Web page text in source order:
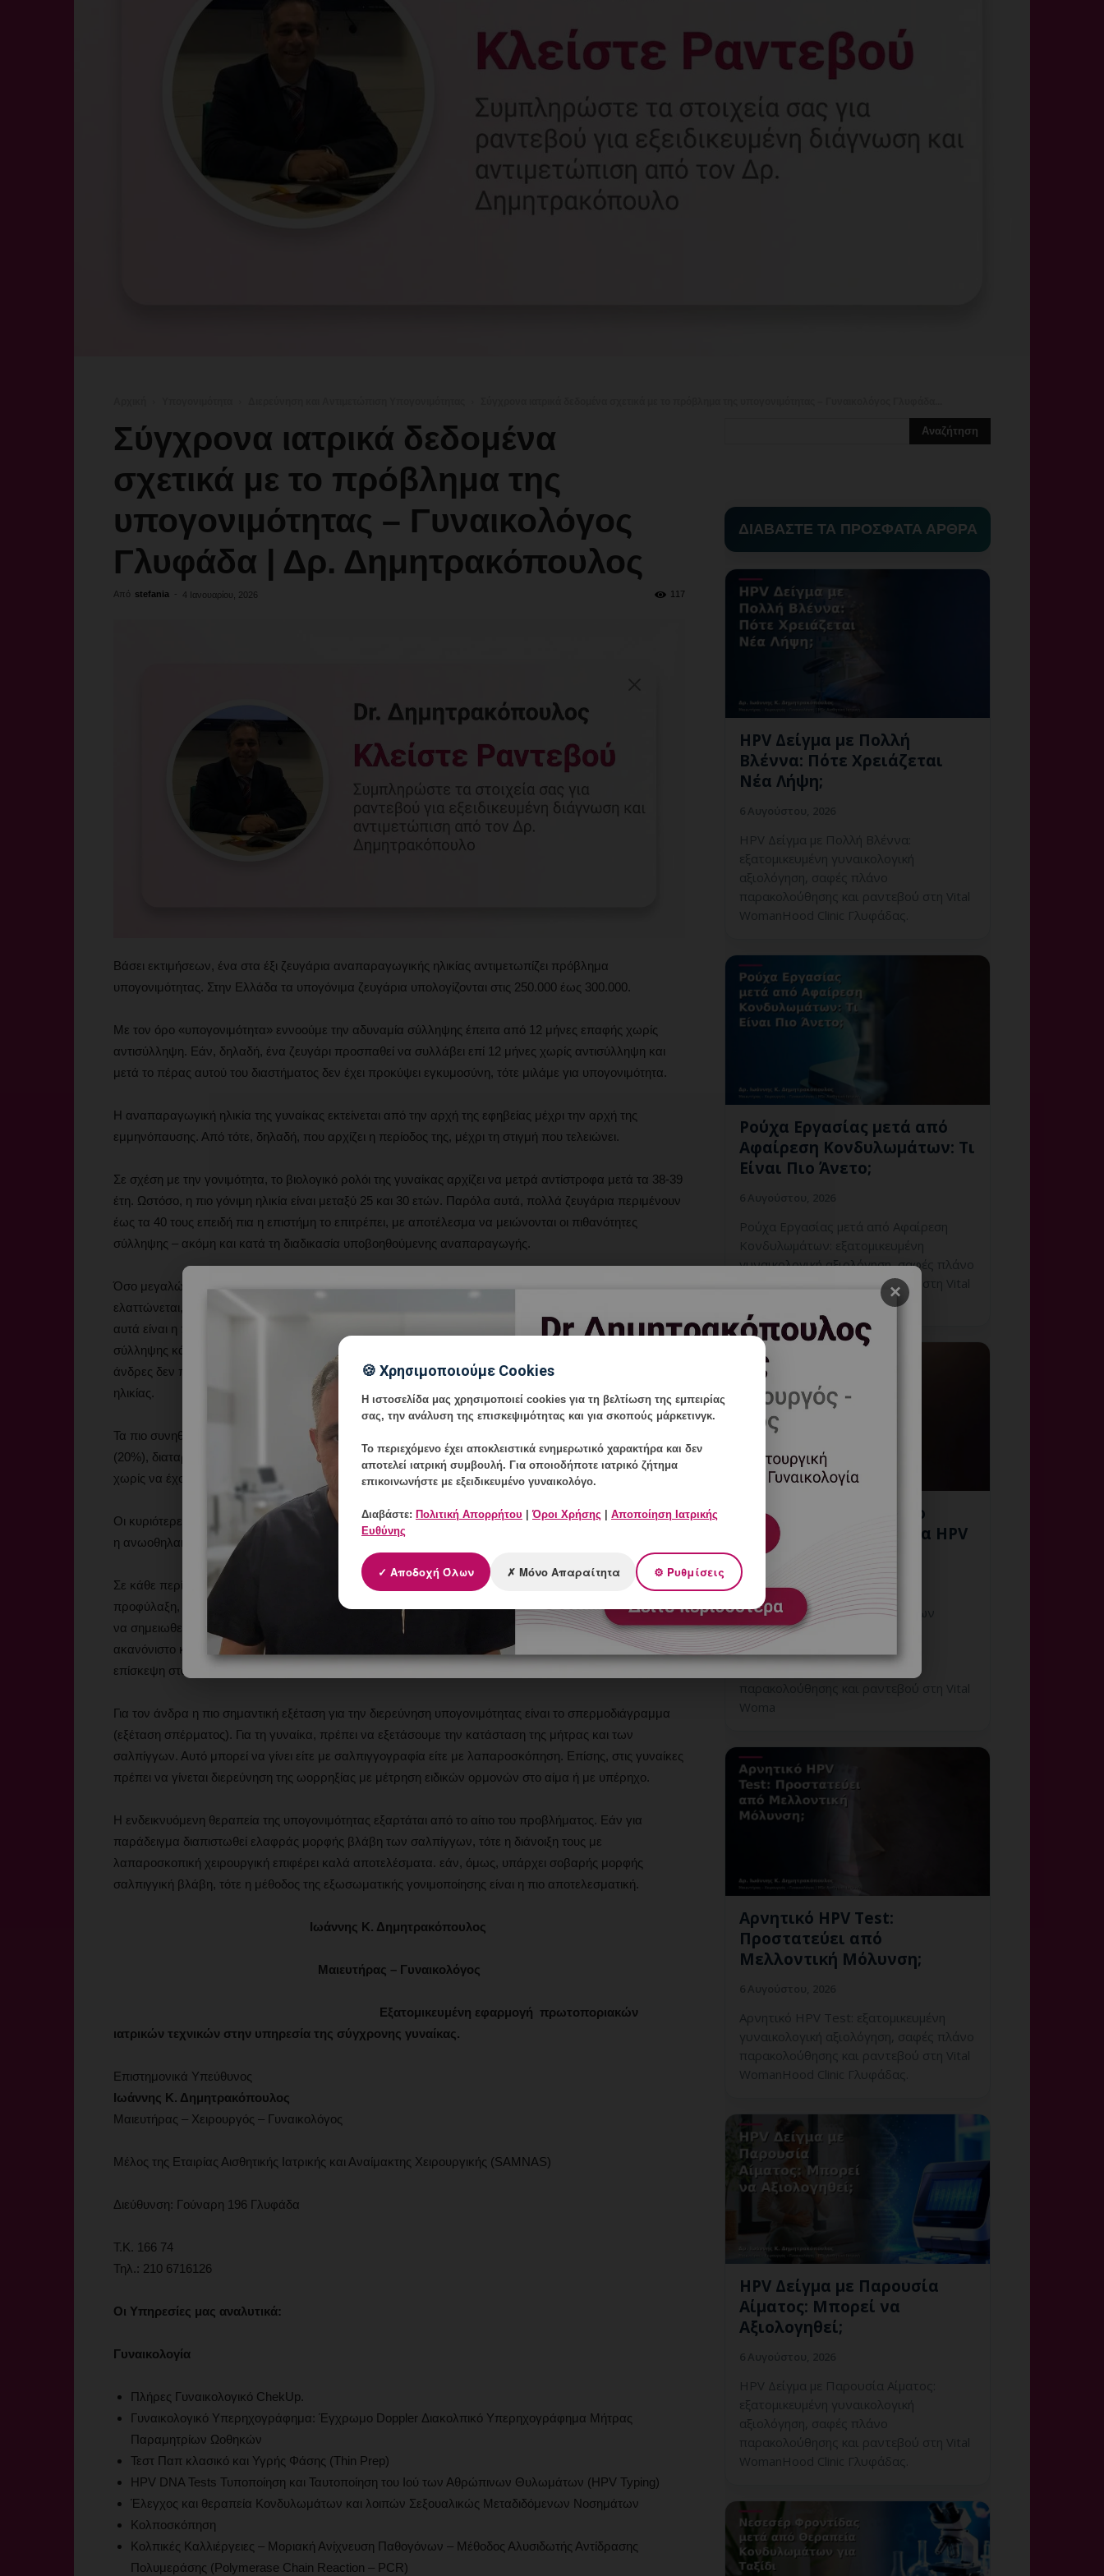
Γυναικολόγος
Γλυφάδα
Σύγχρονα ιατρικά δεδομένα
σχετικά με το πρόβλημα της
υπογονιμότητας – Γυναικολόγος
Γλυφάδα | Δρ. Δημητρακόπουλος
Από stefania - 4 Ιανουαρίου, 2026 117
Βάσει εκτιμήσεων, ένα στα έξι ζευγάρια αναπαραγωγικής ηλικίας αντιμετωπίζει πρόβλημα
υπογονιμότητας. Στην Ελλάδα τα υπογόνιμα ζευγάρια υπολογίζονται στις 250.000 έως 300.000.
Με τον όρο «υπογονιμότητα» εννοούμε την αδυναμία σύλληψης έπειτα από 12 μήνες επαφής χωρίς
αντισύλληψη. Εάν, δηλαδή, ένα ζευγάρι προσπαθεί να συλλάβει επί 12 μήνες χωρίς αντισύλληψη και
μετά το πέρας αυτού του διαστήματος δεν έχει προκύψει εγκυμοσύνη, τότε μιλάμε για υπογονιμότητα.
Η αναπαραγωγική ηλικία της γυναίκας εκτείνεται από την αρχή της εφηβείας μέχρι την αρχή της
εμμηνόπαυσης. Από τότε, δηλαδή, που αρχίζει η περίοδος της, μέχρι τη στιγμή που τελειώνει.
Σε σχέση με την γονιμότητα, το βιολογικό ρολόι της γυναίκας αρχίζει να μετρά αντίστροφα μετά τα 38-39
έτη. Ωστόσο, η πιο γόνιμη ηλικία είναι μεταξύ 25 και 30 ετών. Παρόλα αυτά, πολλά ζευγάρια περιμένουν
έως τα 40 τους επειδή πια η επιστήμη το επιτρέπει, με αποτέλεσμα να μειώνονται οι πιθανότητες
σύλληψης – ακόμη και κατά τη διαδικασία υποβοηθούμενης αναπαραγωγής.
Όσο μεγαλώνει μια γυναίκα, δυο πράγματα συμβαίνουν: αφενός η ικανότητα της να συλλάβει
ελαττώνεται, αφετέρου η πιθανότητα να αποβάλλει αυξάνεται. Ο κοινός παρανομαστής πίσω από όλα
αυτά είναι η ποιότητα των ωαρίων. Γυναίκες κάτω των 30 ετών έχουν περίπου 20% πιθανότητα
σύλληψης κάθε μήνα, ενώ γυναίκες άνω των 40 ετών έχουν μόνο 5%-10% πιθανότητα. Αντιθέτως, στους
άνδρες δεν παρατηρείται η ίδια αλλαγή στη γονιμότητα, όπως παρατηρείται στις γυναίκες αντίστοιχης
ηλικίας.
Τα πιο συνηθισμένα αίτια υπογονιμότητας είναι: διαταραχές της ωορρηξίας (30%), βλάβη των σαλπίγγων
(20%), διαταραχές του σπέρματος (35%). Επίσης, 15 στα 100 ζευγάρια εμφανίζουν αδυναμία σύλληψης
χωρίς να έχουν καμιά από τις ανωτέρω διαταραχές (υπογονιμότητα ανεξήγητου αιτιολογίας).
Οι κυριότερες παθήσεις που προκαλούν υπογονιμότητα είναι η απόφραξη σαλπίγγων, η ενδομητρίωση,
η ανωοθηλακιορρηξία και η κακή ποιότητα σπέρματος, ολιγοασθενοσπερμία ή αζωοσπερμία.
Σε κάθε περίπτωση, όταν δεν έχει επιτευχθεί σύλληψη υστέρα από δώδεκα μήνες προσπαθειών χωρίς
προφύλαξη, συνίσταται επίσκεψη στον ειδικό γυναικολόγο προκειμένου να ξεκινήσει διερεύνηση. Αξίζει
να σημειωθεί ότι το 90% των ζευγαριών θα συλλαμβάνουν εντός 12 μηνών. Εάν, όμως, η γυναίκα έχει
ακανόνιστο κύκλο ή ιστορικό σαλπιγγίτιδος και ο άνδρας έχει ιστορικό ορχίτιδος ή επιδιδυμίτιδος, η
επίσκεψη στον ειδικό θα πρέπει να γίνεται από την αρχή.
Για τον άνδρα η πιο σημαντική εξέταση για την διερεύνηση υπογονιμότητας είναι το σπερμοδιάγραμμα
(εξέταση σπέρματος). Για τη γυναίκα, πρέπει να εξετάσουμε την κατάσταση της μήτρας και των
σαλπίγγων. Αυτό μπορεί να γίνει είτε με σαλπιγγογραφία είτε με λαπαροσκόπηση. Επίσης, στις γυναίκες
πρέπει να γίνεται διερεύνηση της ωορρηξίας με μέτρηση ειδικών ορμονών στο αίμα ή με υπέρηχο.
Η ενδεικνυόμενη θεραπεία της υπογονιμότητας εξαρτάται από το αίτιο του προβλήματος. Εάν για
παράδειγμα διαπιστωθεί ελαφράς μορφής βλάβη των σαλπίγγων, τότε η διάνοιξη τους με
λαπαροσκοπική χειρουργική επιφέρει καλά αποτελέσματα. εάν, όμως, υπάρχει σοβαρής μορφής
σαλπιγγική βλάβη, τότε η μέθοδος της εξωσωματικής γονιμοποίησης είναι η πιο αποτελεσματική.
Ιωάννης Κ. Δημητρακόπουλος
Μαιευτήρας – Γυναικολόγος
Εξατομικευμένη εφαρμογή πρωτοποριακών
ιατρικών τεχνικών στην υπηρεσία της σύγχρονης γυναίκας.
Επιστημονικά Υπεύθυνος
Ιωάννης Κ. Δημητρακόπουλος
Μαιευτήρας – Χειρουργός – Γυναικολόγος
Μέλος της Εταιρίας Αισθητικής Ιατρικής και Αναίμακτης Χειρουργικής (SAMNAS)
Διεύθυνση: Γούναρη 196 Γλυφάδα
Τ.Κ. 166 74
Τηλ.: 210 6716126
Οι Υπηρεσίες μας αναλυτικά:
Γυναικολογία
Πλήρες Γυναικολογικό ChekUp.
Γυναικολογικό Υπερηχογράφημα: Έγχρωμο Doppler Διακολπικό Υπερηχογράφημα Μήτρας
Παραμητρίων Ωοθηκών
Τεστ Παπ κλασικό και Υγρής Φάσης (Thin Prep)
HPV DNA Tests Τυποποίηση και Ταυτοποίηση του Ιού των Αθρώπινων Θυλωμάτων (HPV Typing)
Έλεγχος και θεραπεία Κονδυλωμάτων και λοιπών Σεξουαλικώς Μεταδιδόμενων Νοσημάτων
Κολποσκόπηση
Κολπικές Καλλιέργειες – Μοριακή Ανίχνευση Παθογόνων – Μέθοδος Αλυσιδωτής Αντίδρασης
Πολυμεράσης (Polymerase Chain Reaction – PCR)
ΔΙΑΒΑΣΤΕ ΤΑ ΠΡΟΣΦΑΤΑ ΑΡΘΡΑ
HPV Δείγμα με Πολλή
Βλέννα: Πότε Χρειάζεται
Νέα Λήψη;
HPV Δείγμα με Πολλή Βλέννα:
εξατομικευμένη γυναικολογική
αξιολόγηση, σαφές πλάνο
παρακολούθησης και ραντεβού στη Vital
WomanHood Clinic Γλυφάδας.
Ρούχα Εργασίας μετά από
Αφαίρεση Κονδυλωμάτων: Τι
Είναι Πιο Άνετο;
Ρούχα Εργασίας μετά από Αφαίρεση
Κονδυλωμάτων: εξατομικευμένη
γυναικολογική αξιολόγηση, σαφές πλάνο
παρακολούθησης και ραντεβού στη Vital
Εξατομικευμένο Πλάνο
Επόμενων Βημάτων για HPV
στη Γλυφάδα
6 Αυγούστου, 2026
Εξατομικευμένο Πλάνο Επόμενων
Βημάτων για HPV στη Γλυφάδα:
εξατομικευμένη γυναικολογική
παρακολούθησης και ραντεβού στη Vital
Woma
Αρνητικό HPV Test:
Προστατεύει από
Μελλοντική Μόλυνση;
Αρνητικό HPV Test: εξατομικευμένη
γυναικολογική αξιολόγηση, σαφές πλάνο
παρακολούθησης και ραντεβού στη Vital
WomanHood Clinic Γλυφάδας.
HPV Δείγμα με Παρουσία
Αίματος: Μπορεί να
Αξιολογηθεί;
HPV Δείγμα με Παρουσία Αίματος:
εξατομικευμένη γυναικολογική
αξιολόγηση, σαφές πλάνο
παρακολούθησης και ραντεβού στη Vital
WomanHood Clinic Γλυφάδας.
×
🍪 Χρησιμοποιούμε Cookies
Η ιστοσελίδα μας χρησιμοποιεί cookies για τη βελτίωση της εμπειρίας
σας, την ανάλυση της επισκεψιμότητας και για σκοπούς μάρκετινγκ.
Το περιεχόμενο έχει αποκλειστικά ενημερωτικό χαρακτήρα και δεν
αποτελεί ιατρική συμβουλή. Για οποιοδήποτε ιατρικό ζήτημα
επικοινωνήστε με εξειδικευμένο γυναικολόγο.
Διαβάστε: Πολιτική Απορρήτου |Όροι Χρήσης | Αποποίηση Ιατρικής
Ευθύνης
✓ Αποδοχή Όλων ✗ Μόνο Απαραίτητα ⚙ Ρυθμίσεις